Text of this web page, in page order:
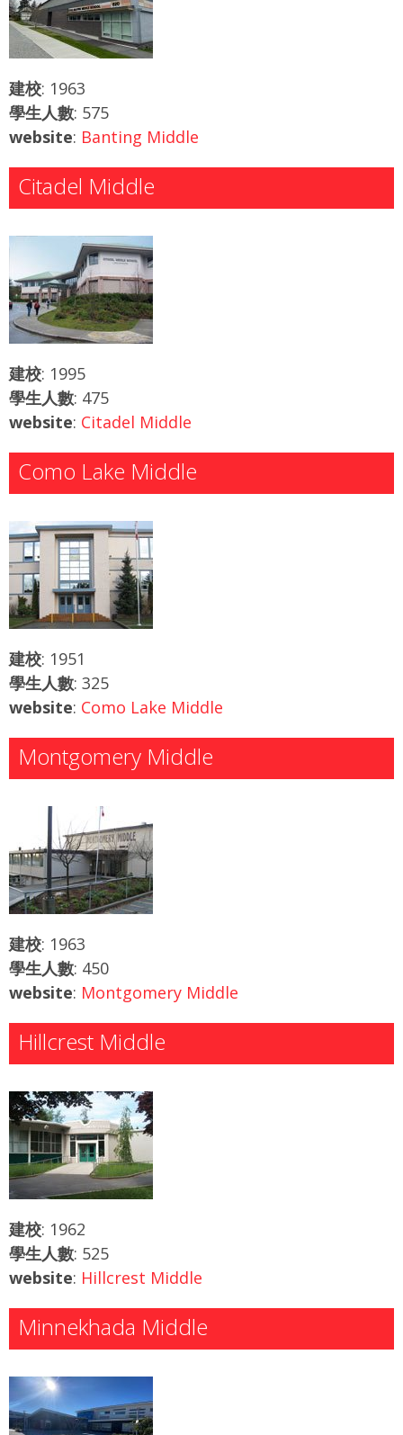
建校: 1963
學生人數: 575
website: Banting Middle
Citadel Middle
建校: 1995
學生人數: 475
website: Citadel Middle
Como Lake Middle
建校: 1951
學生人數: 325
website: Como Lake Middle
Montgomery Middle
建校: 1963
學生人數: 450
website: Montgomery Middle
Hillcrest Middle
建校: 1962
學生人數: 525
website: Hillcrest Middle
Minnekhada Middle